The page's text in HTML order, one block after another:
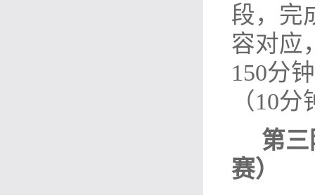
段，完
容对应
150分
（10
第
赛）